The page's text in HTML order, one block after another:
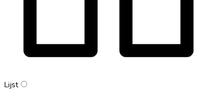
Lijst